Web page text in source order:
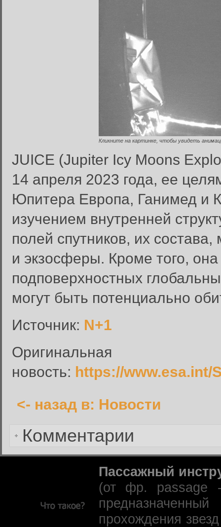
Кликните на картинке, чтобы увидеть
JUICE (Jupiter Icy Moons
14 апреля 2023 года, ее
Юпитера Европа, Ганимед и
изучением внутренней
полей спутников, их
и экзосферы. Кроме того,
подповерхностных
могут быть потенциально
Источник: N+1
Оригинальная
новость: https://www.esa.int/
<- назад в: Новости
Комментарии
Вход в систему
Введите имя пользователя и
Вход в систему
Забыли пароль?
Пассажный
(от фр. passage -
прохождения